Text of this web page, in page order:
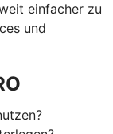
einfacher zu
und